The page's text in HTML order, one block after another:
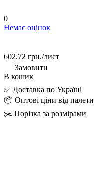
0
Немає оцінок
602.72 грн./лист
Замовити
В кошик
✅ Доставка по Україні
📦 Оптові ціни від палети
✂️ Порізка за розмірами